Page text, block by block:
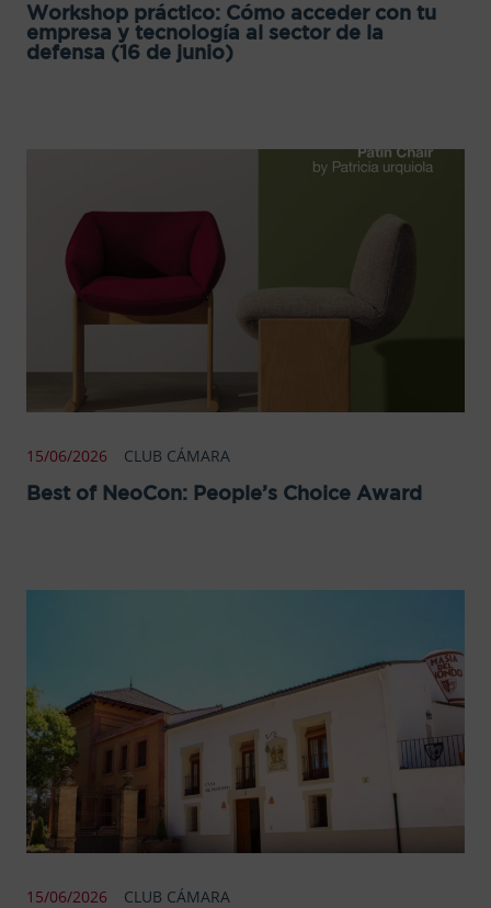
Workshop práctico: Cómo acceder con tu
empresa y tecnología al sector de la
defensa (16 de junio)
15/06/2026 CLUB CÁMARA
Best of NeoCon: People’s Choice Award
15/06/2026 CLUB CÁMARA